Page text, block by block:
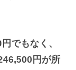
でもなく、
円が所